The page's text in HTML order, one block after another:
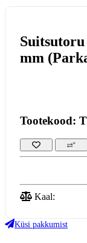
mm
Tootekood:
Kaal:
Küsi pakkumist